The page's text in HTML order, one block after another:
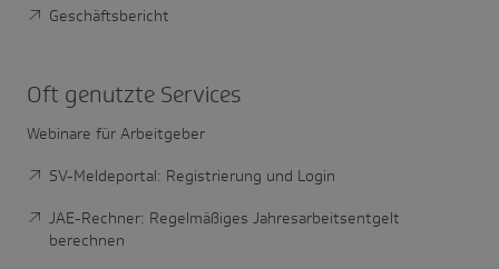
Geschäftsbericht
Oft genutzte Services
Webinare für Arbeitgeber
SV-Meldeportal: Registrierung und Login
JAE-Rechner: Regelmäßiges Jahresarbeitsentgelt
berechnen